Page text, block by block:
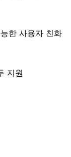
한 사용자 친화
지원